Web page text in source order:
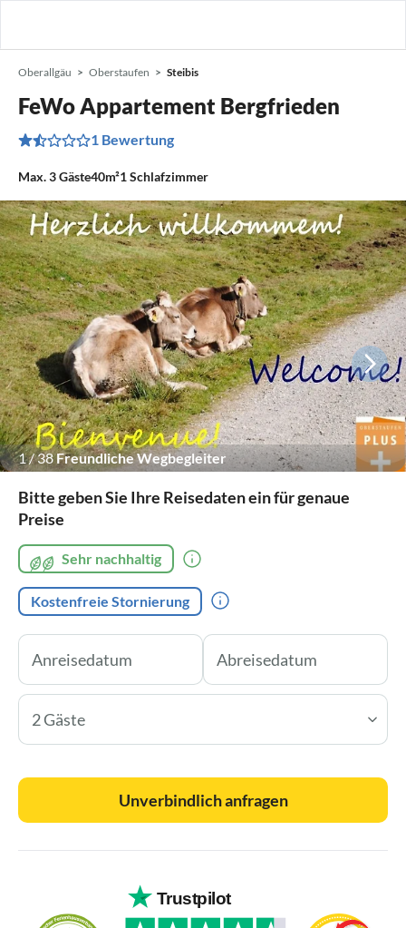
Oberallgäu Oberstaufen Steibis
FeWo Appartement Bergfrieden
1 Bewertung
Max.3Gäste40m²1Schlafzimmer
1/38Freundliche Wegbegleiter
Bitte geben Sie Ihre Reisedaten ein für genaue
Preise
Sehr nachhaltig
Kostenfreie Stornierung
2 Gäste
Unverbindlich anfragen